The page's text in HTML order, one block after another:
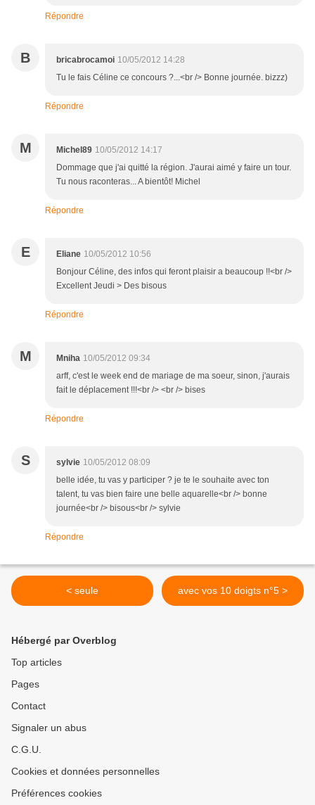
Répondre
B bricabrocamoi 10/05/2012 14:28
Tu le fais Céline ce concours ?...<br /> Bonne journée. bizzz)
Répondre
M Michel89 10/05/2012 14:17
Dommage que j'ai quitté la région. J'aurai aimé y faire un tour.
Tu nous raconteras... A bientôt! Michel
Répondre
E Eliane 10/05/2012 10:56
Bonjour Céline, des infos qui feront plaisir a beaucoup !!<br />
Excellent Jeudi > Des bisous
Répondre
M Mniha 10/05/2012 09:34
arff, c'est le week end de mariage de ma soeur, sinon, j'aurais
fait le déplacement !!!<br /> <br /> bises
Répondre
S sylvie 10/05/2012 08:09
belle idée, tu vas y participer ? je te le souhaite avec ton
talent, tu vas bien faire une belle aquarelle<br /> bonne
journée<br /> bisous<br /> sylvie
Répondre
< seule avec vos 10 doigts n°5 >
Hébergé par Overblog
Top articles
Pages
Contact
Signaler un abus
C.G.U.
Cookies et données personnelles
Préférences cookies